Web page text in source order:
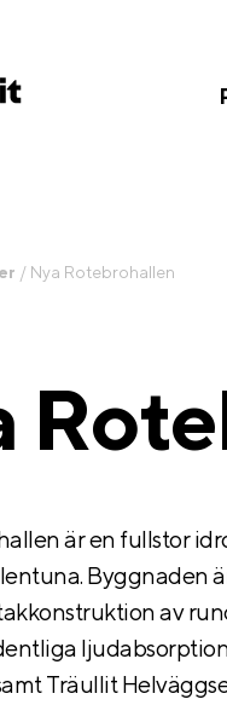
/ Nya Rotebrohallen
är en fullstor
Byggnaden
av
Träullit